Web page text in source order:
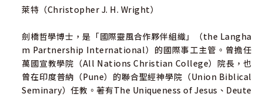
萊特（Christopher J. H. Wright）
劍橋哲學博士，是「國際靈風合作夥伴組織」（the Langha
m Partnership International）的國際事工主管。曾擔任
萬國宣教學院（All Nations Christian College）院長，也
曾在印度普納（Pune）的聯合聖經神學院（Union Biblical
Seminary）任教。著有The Uniqueness of Jesus、Deute